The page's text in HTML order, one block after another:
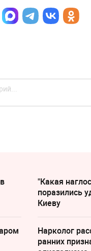
"Какая
поразились
Киеву
Нарколог
ранних